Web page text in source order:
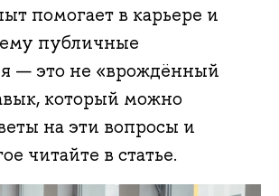
помогает в карьере и
публичные
— это не «врождённый
который можно
на эти вопросы и
читайте в статье.